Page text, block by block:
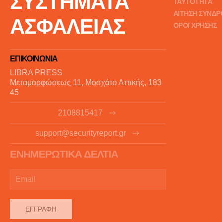
ΑΣΦΑΛΕΙΑΣ
ΕΠΙΚΟΙΝΩΝΙΑ
LIBRA PRESS
Μεταμορφώσεως 11, Μοσχάτο Αττικής, 183
45
2108815417
support@securityreport.gr
ΕΝΗΜΕΡΩΤΙΚΑ ΔΕΛΤΙΑ
ΕΓΓΡΑΦΉ
ΑΙΤΗΣΗ
ΟΡΟΙ ΧΡΗΣΗΣ